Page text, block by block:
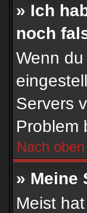
» Ich
noch
Wenn
Servers
Problem
Nach oben
» Meine
Meist